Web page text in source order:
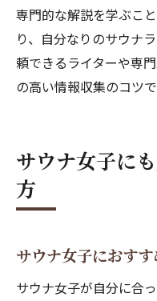
専門的な解説を学ぶこ
り、自分なりのサウナ
頼できるライターや専
の高い情報収集のコツで
サウナ女子に
方
サウナ女子におす
サウナ女子が自分に合